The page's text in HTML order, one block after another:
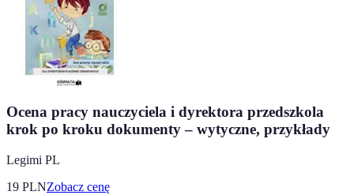
Ocena pracy nauczyciela i dyrektora przedszkola
krok po kroku dokumenty – wytyczne, przykłady
Legimi PL
19 PLNZobacz cenę